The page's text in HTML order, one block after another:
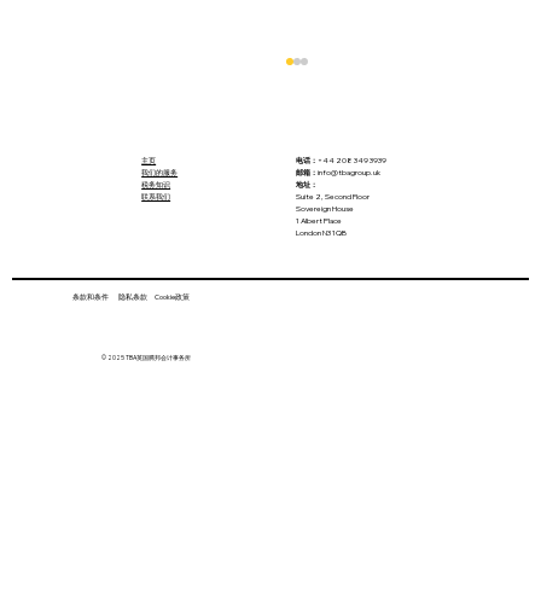
主页
我们的服务
税务知识
联系我们
电话： +44 208 349 3939
邮箱： info@tbagroup.uk
地址：
Suite 2, Second Floor
Sovereign House
1 Albert Place
London N3 1QB
条款和条件 隐私条款 Cookie政策
© 2025 TBA英国腾邦会计事务所